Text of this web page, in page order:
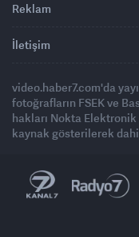
Reklam
İletişim
video.haber7.com'da
fotoğrafların FSEK ve
hakları Nokta Elektronik
kaynak gösterilerek